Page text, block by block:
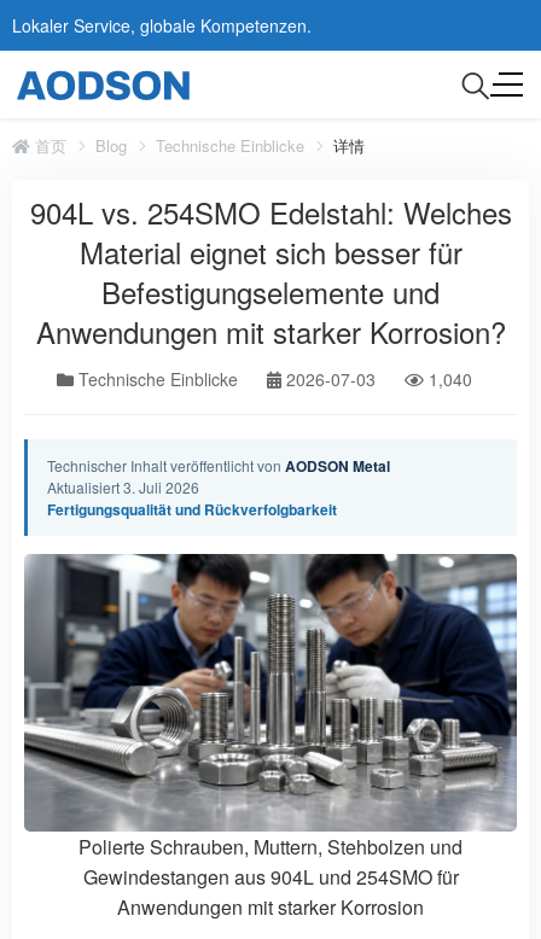
Lokaler Service, globale Kompetenzen.
首页 Blog Technische Einblicke 详情
904L vs. 254SMO Edelstahl: Welches
Material eignet sich besser für
Befestigungselemente und
Anwendungen mit starker Korrosion?
Technische Einblicke 2026-07-03 1,040
Technischer Inhalt veröffentlicht von AODSON Metal
Aktualisiert 3. Juli 2026
Fertigungsqualität und Rückverfolgbarkeit
Polierte Schrauben, Muttern, Stehbolzen und
Gewindestangen aus 904L und 254SMO für
Anwendungen mit starker Korrosion